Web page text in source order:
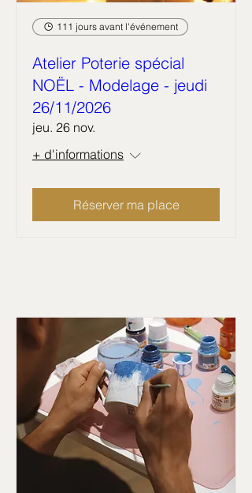
111 jours avant l'événement
Atelier Poterie spécial
NOËL - Modelage - jeudi
26/11/2026
jeu. 26 nov.
+ d'informations
Réserver ma place